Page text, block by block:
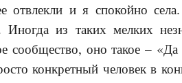
отвлекли и я спокойно
Иногда из таких мелких
сообщество, оно такое –
конкретный человек в